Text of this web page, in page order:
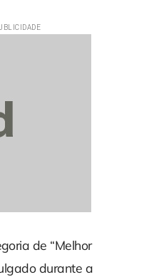
de “Melhor
durante a